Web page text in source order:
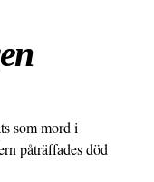
som mord i
påträffades död